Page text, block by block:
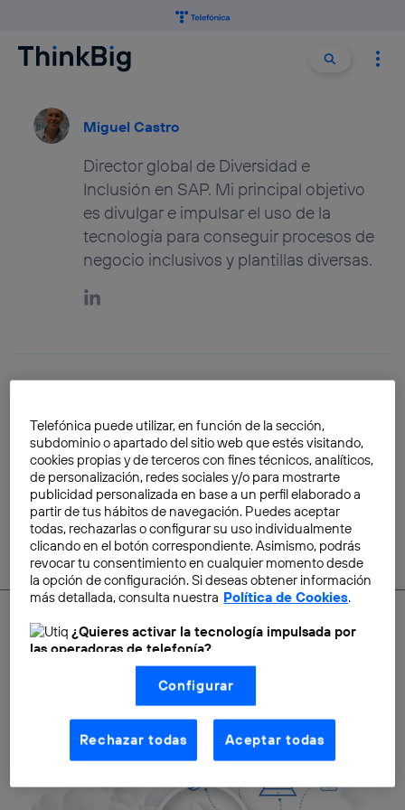
Buscar
Miguel Castro
Director global de Diversidad e
Inclusión en SAP. Mi principal objetivo
es divulgar e impulsar el uso de la
tecnología para conseguir procesos de
negocio inclusivos y plantillas diversas.
colectivo LGTBI en el entorno
laboral
Miguel Castro
SACA EL MÁXIMO PARTIDO A LA CONECTIVIDAD
EN TU HOGAR MOVISTAR
Telefónica puede utilizar, en función de la sección,
subdominio o apartado del sitio web que estés visitando,
cookies propias y de terceros con fines técnicos, analíticos,
de personalización, redes sociales y/o para mostrarte
publicidad personalizada en base a un perfil elaborado a
partir de tus hábitos de navegación. Puedes aceptar
todas, rechazarlas o configurar su uso individualmente
clicando en el botón correspondiente. Asimismo, podrás
revocar tu consentimiento en cualquier momento desde
la opción de configuración. Si deseas obtener información
más detallada, consulta nuestra Política de Cookies.
¿Quieres activar la tecnología impulsada por
las operadoras de telefonía?
Nosotros, Telefónica S.A., utilizamos la tecnología Utiq para
realizar nuestras acciones de marketing digital o análisis
(como se describe en este aviso de consentimiento)
basadas en tu navegación en nuestra(s) web(s)
aquí(solo cuando utilizas una conexión a
internet habilitada , proporcionada por una de las
operadoras de telefonía participantes, y otorgas tu
La tecnología Utiq está diseñada con la privacidad como
Configurar
Rechazar todas Aceptar todas